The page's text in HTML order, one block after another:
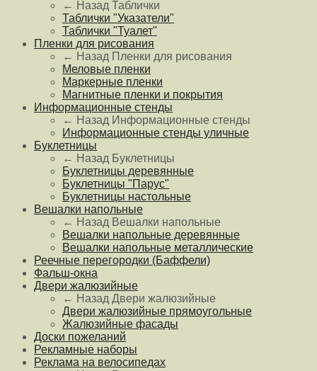
← Назад Таблички
Таблички "Указатели"
Таблички "Туалет"
Пленки для рисования
← Назад Пленки для рисования
Меловые пленки
Маркерные пленки
Магнитные пленки и покрытия
Информационные стенды
← Назад Информационные стенды
Информационные стенды уличные
Буклетницы
← Назад Буклетницы
Буклетницы деревянные
Буклетницы "Парус"
Буклетницы настольные
Вешалки напольные
← Назад Вешалки напольные
Вешалки напольные деревянные
Вешалки напольные металлические
Реечные перегородки (Баффели)
Фальш-окна
Двери жалюзийные
← Назад Двери жалюзийные
Двери жалюзийные прямоугольные
Жалюзийные фасады
Доски пожеланий
Рекламные наборы
Реклама на велосипедах